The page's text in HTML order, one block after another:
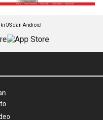
iOS dan Android